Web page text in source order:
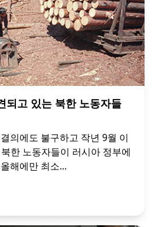
되고 있는 북한 노동자들
의에도 불구하고 작년 9월 이
한 노동자들이 러시아 정부에
해에만 최소...